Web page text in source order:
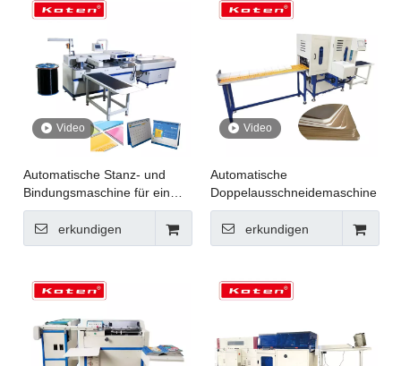
Video
Automatische Stanz- und
Bindungsmaschine für ein
Spiralbuch
erkundigen
Video
Automatische
Doppelausschneidemaschine
erkundigen